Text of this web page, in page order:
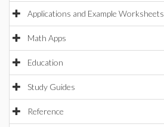
Applications and Example Worksheets
Math Apps
Education
Study Guides
Reference